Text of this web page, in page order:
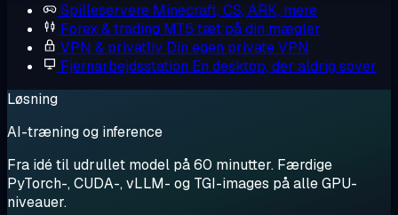
Spilleservere Minecraft, CS, ARK, mere
Forex & trading MT5 tæt på din mægler
VPN & privatliv Din egen private VPN
Fjernarbejdsstation En desktop, der aldrig sover
Løsning
AI-træning og inference
Fra idé til udrullet model på 60 minutter. Færdige
PyTorch-, CUDA-, vLLM- og TGI-images på alle GPU-
niveauer.